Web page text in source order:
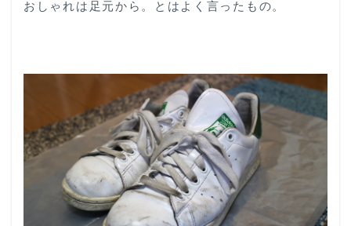
おしゃれは足元から。とはよく言ったもの。